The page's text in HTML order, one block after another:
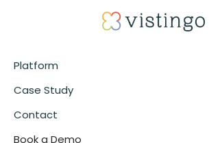
Platform
Case Study
Contact
Book a Demo